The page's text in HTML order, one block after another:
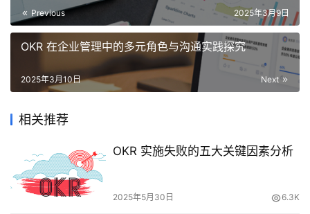
Previous 2025年3月9日
OKR 在企业管理中的多元角色与沟通实践探究
Next
2025年3月10日
相关推荐
OKR 实施失败的五大关键因素分析
2025年5月30日 6.3K